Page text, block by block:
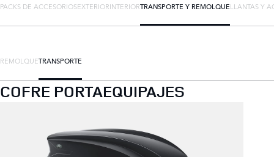
PACKS DE ACCESORIOSEXTERIORINTERIORTRANSPORTE Y REMOLQUELLANTAS Y
REMOLQUETRANSPORTE
COFRE PORTAEQUIPAJES